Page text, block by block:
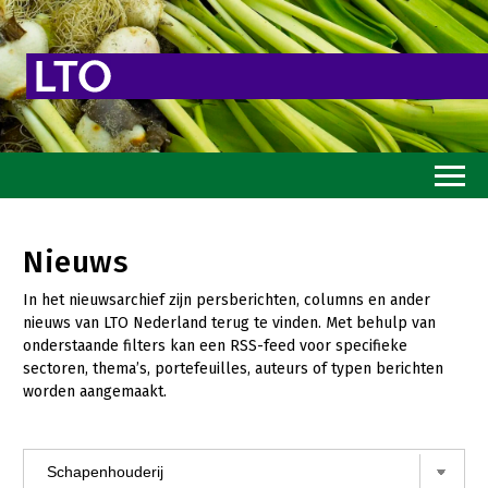
Toekomstvisie
Goed eten
Mooi groen
Sterk ondernemerschap
Nieuws
In het nieuwsarchief zijn persberichten, columns en ander
nieuws van LTO Nederland terug te vinden. Met behulp van
onderstaande filters kan een RSS-feed voor specifieke
sectoren, thema’s, portefeuilles, auteurs of typen berichten
worden aangemaakt.